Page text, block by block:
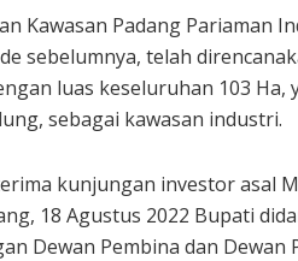
Kawasan Padang Pariaman
sebelumnya, telah
luas keseluruhan 103 Ha,
sebagai kawasan industri.
kunjungan investor asal
18 Agustus 2022 Bupati
Dewan Pembina dan Dewan